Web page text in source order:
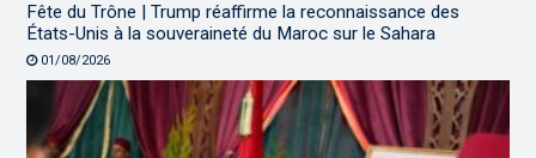
Fête du Trône | Trump réaffirme la reconnaissance des
États-Unis à la souveraineté du Maroc sur le Sahara
01/08/2026